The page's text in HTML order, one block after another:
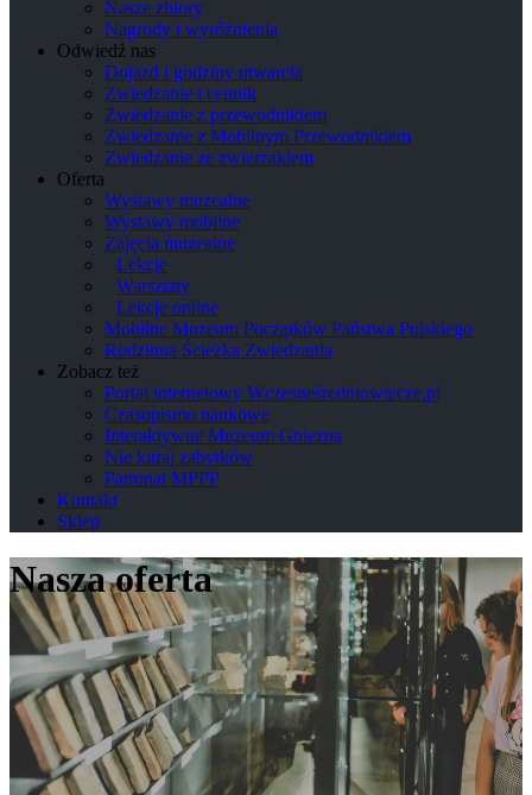
Nasze zbiory
Nagrody i wyróżnienia
Odwiedź nas
Dojazd i godziny otwarcia
Zwiedzanie i cennik
Zwiedzanie z przewodnikiem
Zwiedzanie z Mobilnym Przewodnikiem
Zwiedzanie ze zwierzakiem
Oferta
Wystawy muzealne
Wystawy mobilne
Zajęcia muzealne
Lekcje
Warsztaty
Lekcje online
Mobilne Muzeum Początków Państwa Polskiego
Rodzinna Ścieżka Zwiedzania
Zobacz też
Portal internetowy Wczesneśredniowiecze.pl
Czasopismo naukowe
Interaktywne Muzeum Gniezna
Nie kitraj zabytków
Patronat MPPP
Kontakt
Sklep
Nasza oferta